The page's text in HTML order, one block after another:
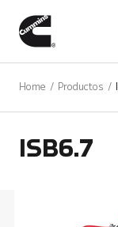
Home Productos
ISB6.7